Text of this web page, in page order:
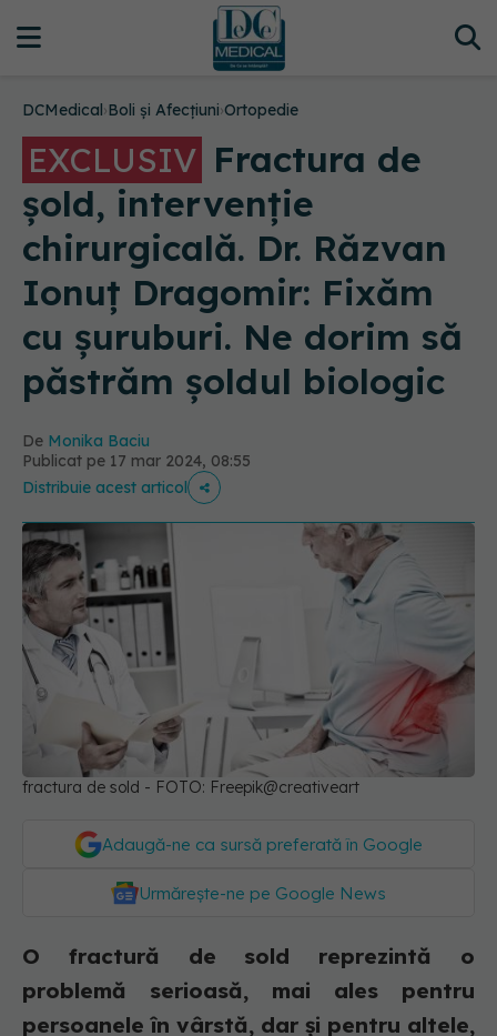
DCMedical›Boli și Afecțiuni›Ortopedie
EXCLUSIV Fractura de
șold, intervenție
chirurgicală. Dr. Răzvan
Ionuț Dragomir: Fixăm
cu șuruburi. Ne dorim să
păstrăm șoldul biologic
De Monika Baciu
Publicat pe 17 mar 2024, 08:55
Distribuie acest articol
fractura de sold - FOTO: Freepik@creativeart
Adaugă-ne ca sursă preferată în Google
Urmărește-ne pe Google News
O fractură de sold reprezintă o
problemă serioasă, mai ales pentru
persoanele în vârstă, dar și pentru altele,